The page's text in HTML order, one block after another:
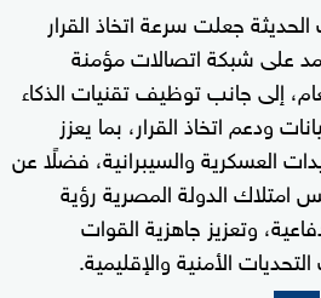
جعلت سرعة اتخاذ القرار
على شبكة اتصالات مؤمنة
إلى جانب توظيف تقنيات الذكاء
ودعم اتخاذ القرار، بما يعزز
العسكرية والسيبرانية، فضلًا عن
امتلاك الدولة المصرية رؤية
وتعزيز جاهزية القوات
الأمنية والإقليمية.